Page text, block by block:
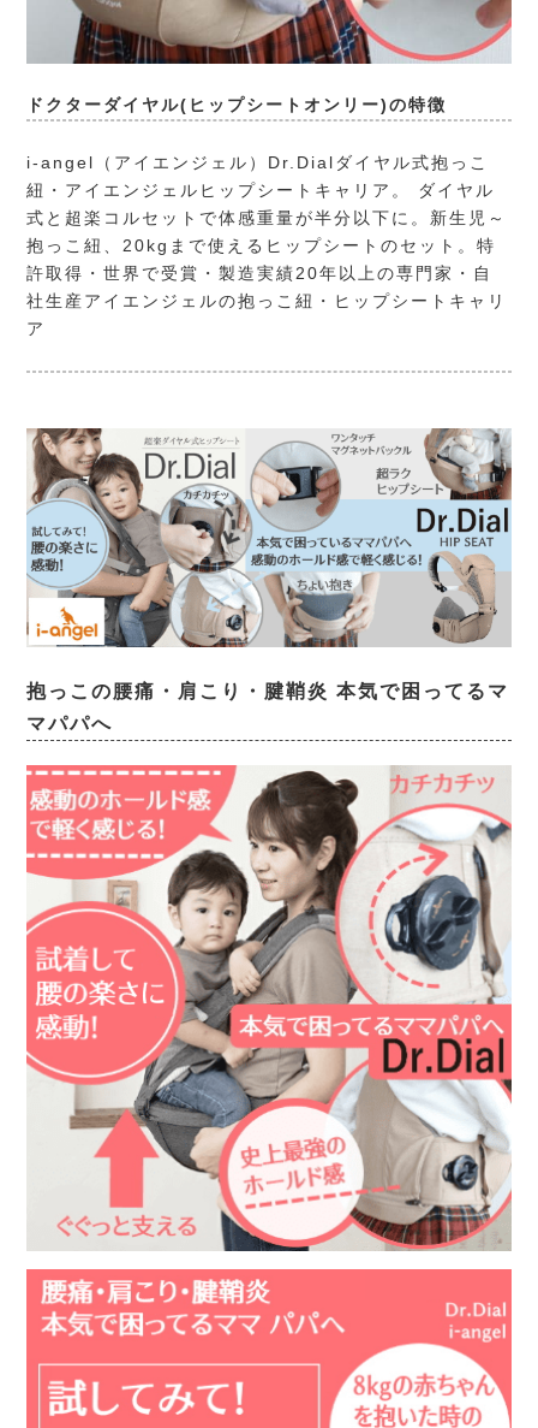
ドクターダイヤル(ヒップシートオンリー)の特徴
i-angel（アイエンジェル） Dr.Dialダイヤル式抱っこ
紐・アイエンジェルヒップシートキャリア。 ダイヤル
式と超楽コルセットで体感重量が半分以下に。新生児～
抱っこ紐、20kgまで使えるヒップシートのセット。特
許取得・世界で受賞・製造実績20年以上の専門家・自
社生産アイエンジェルの抱っこ紐・ヒップシートキャリ
ア
抱っこの腰痛・肩こり・腱鞘炎 本気で困ってるマ
マパパへ